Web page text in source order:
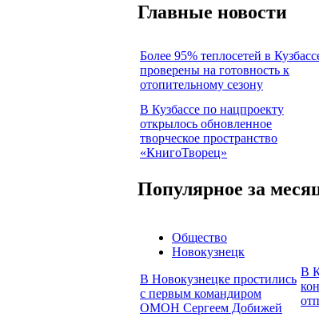
Главные новости
Более 95% теплосетей в
проверены на готовность к
отопительному сезону
В Кузбассе по нацпроекту
открылось обновленное
творческое пространство
«КнигоТворец»
Популярное за
Общество
Новокузнецк
В Новокузнецке простились
с первым командиром
ОМОН Сергеем Добижей
В